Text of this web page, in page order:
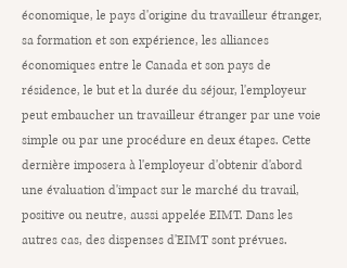
économique, le pays d'origine du travailleur étranger,
sa formation et son expérience, les alliances
économiques entre le Canada et son pays de
résidence, le but et la durée du séjour, l'employeur
peut embaucher un travailleur étranger par une voie
simple ou par une procédure en deux étapes. Cette
dernière imposera à l'employeur d'obtenir d'abord
une évaluation d'impact sur le marché du travail,
positive ou neutre, aussi appelée EIMT. Dans les
autres cas, des dispenses d'EIMT sont prévues.